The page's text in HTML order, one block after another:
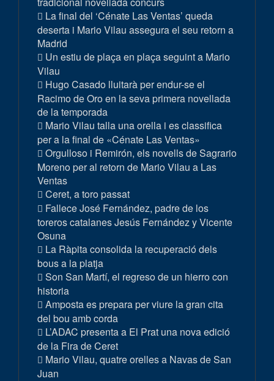
La final del ‘Cénate Las Ventas’ queda
deserta i Mario Vilau assegura el seu retorn a
Madrid
Un estiu de plaça en plaça seguint a Mario
Vilau
Hugo Casado lluitarà per endur-se el
Racimo de Oro en la seva primera novellada
de la temporada
Mario Vilau talla una orella i es classifica
per a la final de «Cénate Las Ventas»
Orgulloso i Remirón, els novells de Sagrario
Moreno per al retorn de Mario Vilau a Las
Ventas
Ceret, a toro passat
Fallece José Fernández, padre de los
toreros catalanes Jesús Fernández y Vicente
Osuna
La Ràpita consolida la recuperació dels
bous a la platja
Son San Martí, el regreso de un hierro con
historia
Amposta es prepara per viure la gran cita
del bou amb corda
L’ADAC presenta a El Prat una nova edició
de la Fira de Ceret
Mario Vilau, quatre orelles a Navas de San
Juan